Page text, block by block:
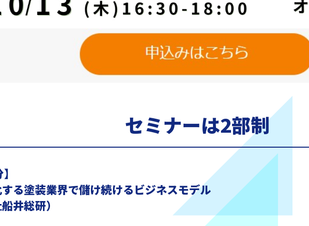
セミナーは2部制
る塗装業界で儲け続けるビジネスモデル
井総研）